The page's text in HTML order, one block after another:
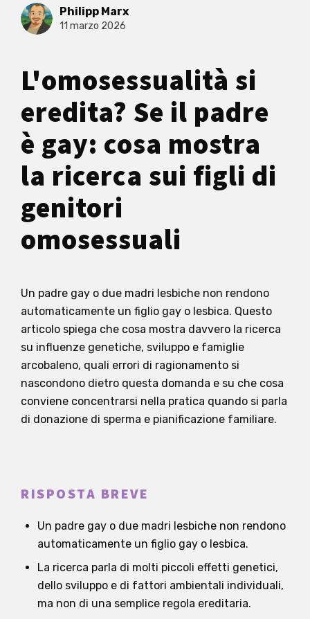
Philipp Marx
11 marzo 2026
L'omosessualità si
eredita? Se il padre
è gay: cosa mostra
la ricerca sui figli di
genitori
omosessuali
Un padre gay o due madri lesbiche non rendono
automaticamente un figlio gay o lesbica. Questo
articolo spiega che cosa mostra davvero la ricerca
su influenze genetiche, sviluppo e famiglie
arcobaleno, quali errori di ragionamento si
nascondono dietro questa domanda e su che cosa
conviene concentrarsi nella pratica quando si parla
di donazione di sperma e pianificazione familiare.
RISPOSTA BREVE
Un padre gay o due madri lesbiche non rendono
automaticamente un figlio gay o lesbica.
La ricerca parla di molti piccoli effetti genetici,
dello sviluppo e di fattori ambientali individuali,
ma non di una semplice regola ereditaria.